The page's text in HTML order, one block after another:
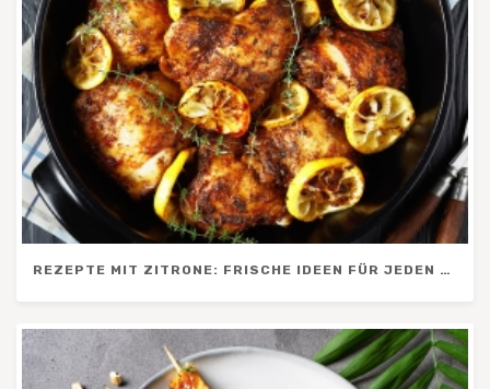
REZEPTE MIT ZITRONE: FRISCHE IDEEN FÜR JEDEN TAG